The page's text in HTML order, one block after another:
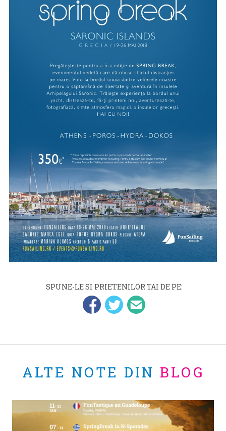
SPUNE-LE SI PRIETENILOR TAI DE PE:
ALTE NOTE DIN BLOG